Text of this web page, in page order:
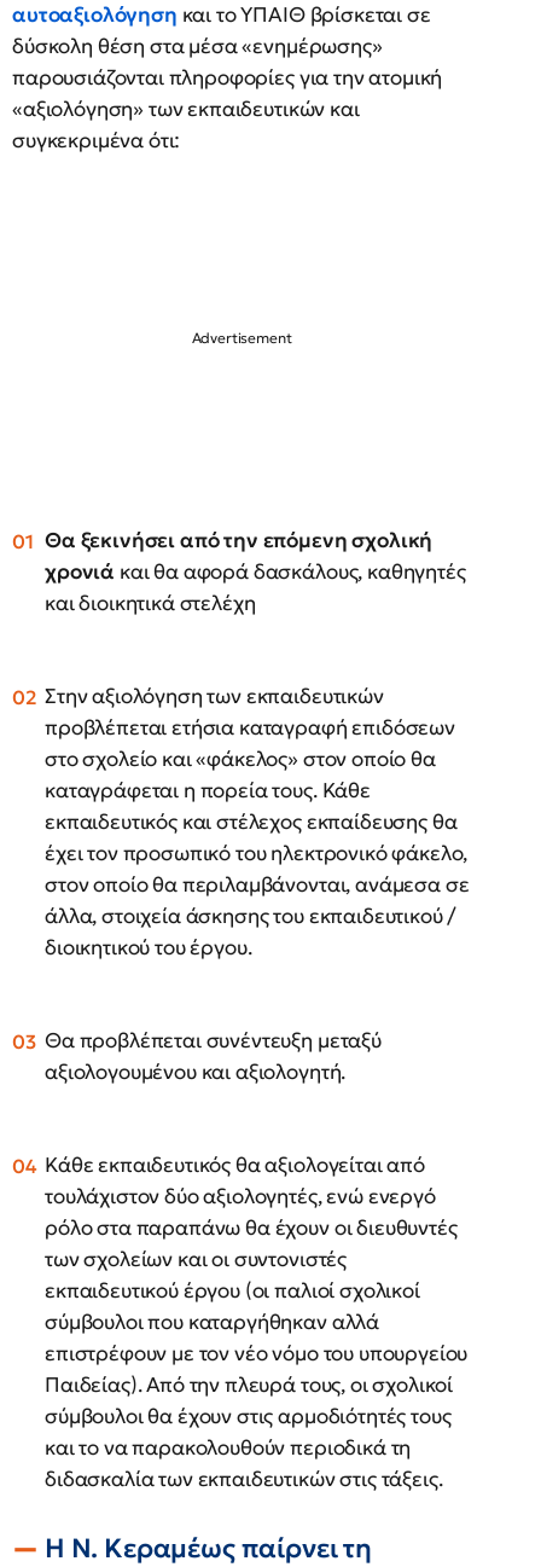
αυτοαξιολόγηση και το ΥΠΑΙΘ βρίσκεται σε
δύσκολη θέση στα μέσα «ενημέρωσης»
παρουσιάζονται πληροφορίες για την ατομική
«αξιολόγηση» των εκπαιδευτικών και
συγκεκριμένα ότι:
Θα ξεκινήσει από την επόμενη σχολική
χρονιά και θα αφορά δασκάλους, καθηγητές
και διοικητικά στελέχη
Στην αξιολόγηση των εκπαιδευτικών
προβλέπεται ετήσια καταγραφή επιδόσεων
στο σχολείο και «φάκελος» στον οποίο θα
καταγράφεται η πορεία τους. Κάθε
εκπαιδευτικός και στέλεχος εκπαίδευσης θα
έχει τον προσωπικό του ηλεκτρονικό φάκελο,
στον οποίο θα περιλαμβάνονται, ανάμεσα σε
άλλα, στοιχεία άσκησης του εκπαιδευτικού /
διοικητικού του έργου.
Θα προβλέπεται συνέντευξη μεταξύ
αξιολογουμένου και αξιολογητή.
Κάθε εκπαιδευτικός θα αξιολογείται από
τουλάχιστον δύο αξιολογητές, ενώ ενεργό
ρόλο στα παραπάνω θα έχουν οι διευθυντές
των σχολείων και οι συντονιστές
εκπαιδευτικού έργου (οι παλιοί σχολικοί
σύμβουλοι που καταργήθηκαν αλλά
επιστρέφουν με τον νέο νόμο του υπουργείου
Παιδείας). Από την πλευρά τους, οι σχολικοί
σύμβουλοι θα έχουν στις αρμοδιότητές τους
και το να παρακολουθούν περιοδικά τη
διδασκαλία των εκπαιδευτικών στις τάξεις.
Η Ν. Κεραμέως παίρνει τη